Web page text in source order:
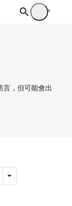
言，但可能會出